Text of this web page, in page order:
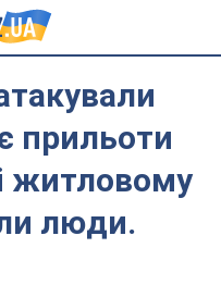
прильоти
житловому
люди.